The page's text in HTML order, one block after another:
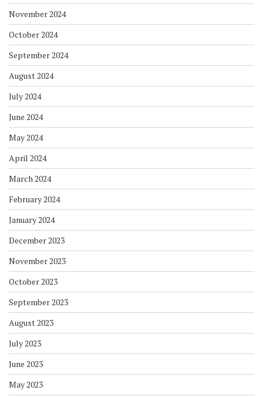
November 2024
October 2024
September 2024
August 2024
July 2024
June 2024
May 2024
April 2024
March 2024
February 2024
January 2024
December 2023
November 2023
October 2023
September 2023
August 2023
July 2023
June 2023
May 2023